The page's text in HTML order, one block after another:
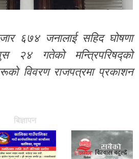
६७४ जनालाई सहिद घोषणा
गतेको मन्त्रिपरिषद्को
विवरण राजपत्रमा प्रकाशन
बिज्ञापन